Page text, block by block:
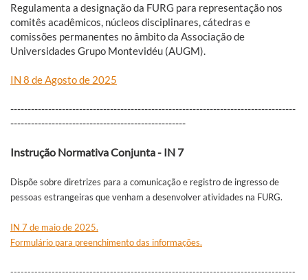
Regulamenta a designação da FURG para representação nos
comitês acadêmicos, núcleos disciplinares, cátedras e
comissões permanentes no âmbito da Associação de
Universidades Grupo Montevidéu (AUGM).
IN 8 de Agosto de 2025
-----------------------------------------------------------------------------------
---------------------------------------------------
Instrução Normativa Conjunta - IN 7
Dispõe sobre diretrizes para a comunicação e registro de ingresso de
pessoas estrangeiras que venham a desenvolver atividades na FURG.
IN 7 de maio de 2025.
Formulário para preenchimento das informações.
-----------------------------------------------------------------------------------